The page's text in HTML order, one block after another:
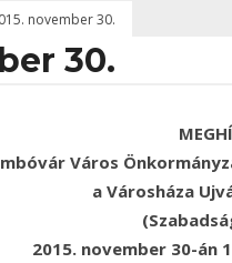
november 30.
30.
Város
a Városháza
2015. november 30-án